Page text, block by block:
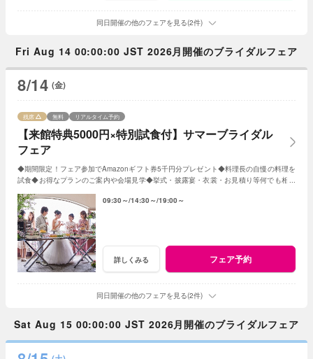
同日開催の他のフェアを見る(2件)
Fri Aug 14 00:00:00 JST 2026月開催のブライダルフェア
8/14 (金)
【来館特典5000円×特別試食付】サマーブライダル
フェア
残席 無料 リアルタイム予約
◆期間限定！フェア参加でAmazonギフト券5千円分プレゼント◆料理長の自慢の料理を
試食◆お得なプランのご案内や会場見学◆挙式・披露宴・衣裳・お見積り等何でも相談
09:30～ 14:30～ 19:00～
詳しくみる フェア予約
同日開催の他のフェアを見る(2件)
Sat Aug 15 00:00:00 JST 2026月開催のブライダルフェア